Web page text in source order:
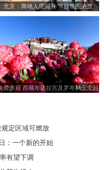
北京：商场人流回升 节日氛围浓厚
费参观 西藏布达拉宫及罗布林卡今起
定区域可燃放
：一个新的开始
有望下调